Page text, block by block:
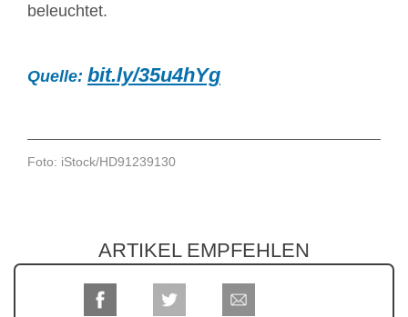
beleuchtet.
Quelle: bit.ly/35u4hYg
Foto: iStock/HD91239130
ARTIKEL EMPFEHLEN